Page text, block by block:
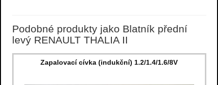
Podobné produkty jako Blatník přední
levý RENAULT THALIA II
Zapalovací cívka (indukční) 1.2/1.4/1.6/8V